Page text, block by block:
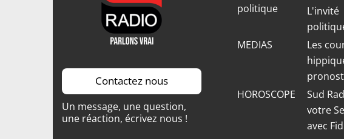
Contactez nous
Un message, une question,
une réaction, écrivez nous !
politique
L'invité
MEDIAS
Les
HOROSCOPE
Sud
votre
avec